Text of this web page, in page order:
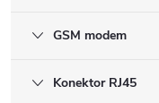
GSM modem
Konektor RJ45